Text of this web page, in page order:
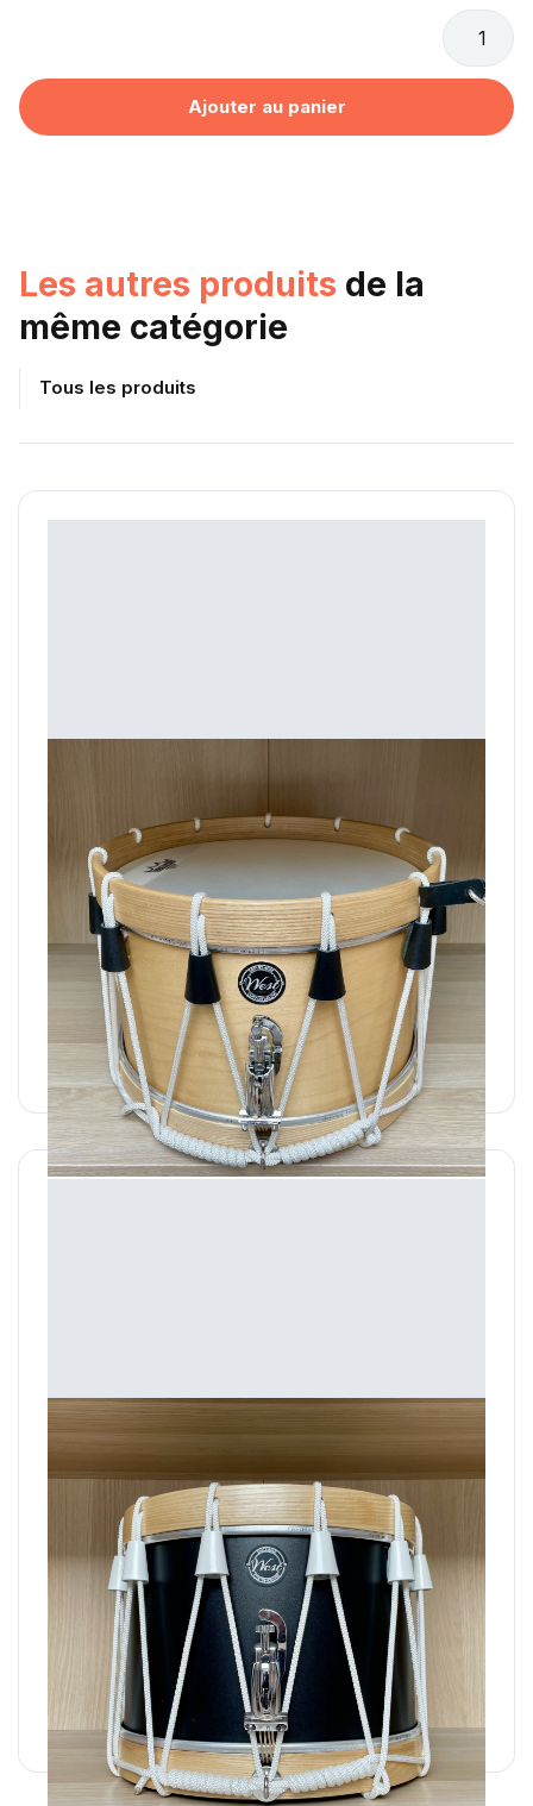
Les autres produits de la
même catégorie
Tous les produits
En stock : Tambour 15' Naturel
Tambour 15" Naturel en stock
600,00 €
En stock : Tambour 15' Black
Tambour 15" Black en stock
620,00 €